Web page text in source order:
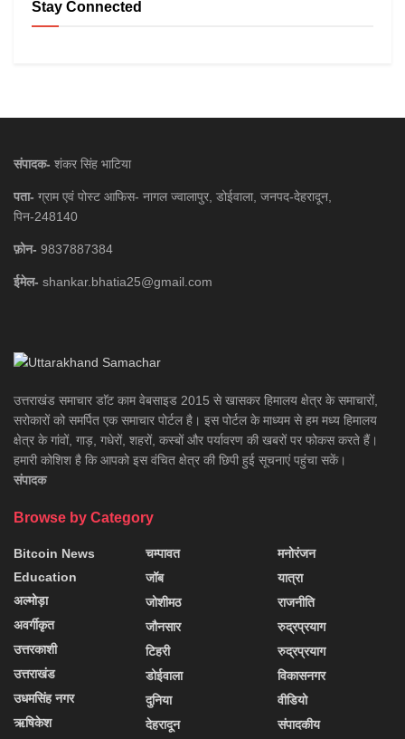
Stay Connected
संपादक- शंकर सिंह भाटिया
पता- ग्राम एवं पोस्ट आफिस- नागल ज्वालापुर, डोईवाला, जनपद-देहरादून,
पिन-248140
फ़ोन- 9837887384
ईमेल- shankar.bhatia25@gmail.com
उत्तराखंड समाचार डाॅट काम वेबसाइड 2015 से खासकर हिमालय क्षेत्र के समाचारों,
सरोकारों को समर्पित एक समाचार पोर्टल है। इस पोर्टल के माध्यम से हम मध्य हिमालय
क्षेत्र के गांवों, गाड़, गधेरों, शहरों, कस्बों और पर्यावरण की खबरों पर फोकस करते हैं।
हमारी कोशिश है कि आपको इस वंचित क्षेत्र की छिपी हुई सूचनाएं पहुंचा सकें।
संपादक
Browse by Category
Bitcoin News
Education
अल्मोड़ा
अवर्गीकृत
उत्तरकाशी
उत्तराखंड
उधमसिंह नगर
ऋषिकेश
चम्पावत
जॉब
जोशीमठ
जौनसार
टिहरी
डोईवाला
दुनिया
देहरादून
मनोरंजन
यात्रा
राजनीति
रुद्रप्रयाग
रुद्रप्रयाग
विकासनगर
वीडियो
संपादकीय